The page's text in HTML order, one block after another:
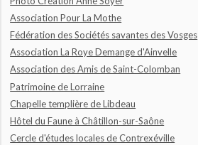
Association Pour La Mothe
Fédération des Sociétés savantes des Vosges
Association La Roye Demange d'Ainvelle
Association des Amis de Saint-Colomban
Patrimoine de Lorraine
Chapelle templière de Libdeau
Hôtel du Faune à Châtillon-sur-Saône
Cercle d'études locales de Contrexéville